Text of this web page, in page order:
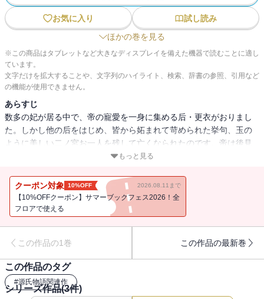
お気に入り
試し読み
ほかの巻を見る
※この商品はタブレットなど大きなディスプレイを備えた機器で読むことに適し
ています。
文字だけを拡大することや、文字列のハイライト、検索、辞書の参照、引用など
の機能が使用できません。
あらすじ
数多の妃が居る中で、帝の寵愛を一身に集める后・更衣がおりまし
た。しかし他の后をはじめ、皆から妬まれて苛められた挙句、玉の
ように美しい二ノ宮お一人を残して亡くなられたのです。帝は後見
のない皇子を臣籍に下して、源の姓を与えました。以後この皇子
結婚するのですが、心の中では藤壺の宮を慕い、やがてこの想いは
苦しい恋へと・・・・・・。
もっと見る
クーポン対象 10%OFF 2026.08.11まで
【10%OFFクーポン】サマーブックフェス2026！全
フロアで使える
この作品の1巻 この作品の最新巻
この作品のタグ
#源氏物語関連作
シリーズ作品(3件)